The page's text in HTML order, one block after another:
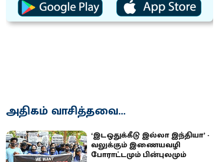
அதிகம் வாசித்தவை...
‘இடஒதுக்கீடு இல்லா இந்தியா’ -
வலுக்கும் இணையவழி
போராட்டமும் பின்புலமும்